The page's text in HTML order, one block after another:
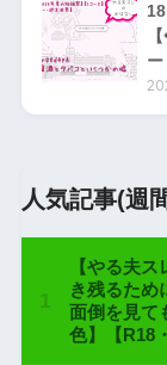
ー
人気記事(週